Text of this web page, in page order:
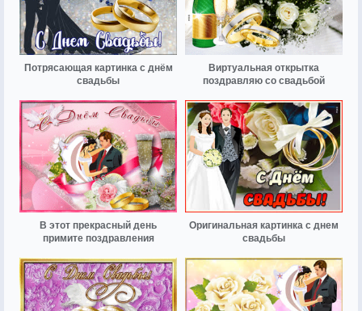
Потрясающая картинка с днём
свадьбы
Виртуальная открытка
поздравляю со свадьбой
В этот прекрасный день
примите поздравления
Оригинальная картинка с днем
свадьбы